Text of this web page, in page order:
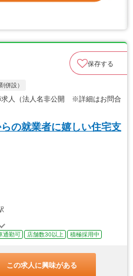
保存する
併設）
求人（法人名非公開 ※詳細はお問合
の就業者に嬉しい住宅支
通勤可 店舗数30以上 積極採用中
この求人に興味がある